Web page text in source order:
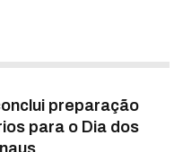
preparação
para o Dia dos